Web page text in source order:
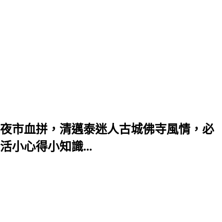
市血拼，清邁泰迷人古城佛寺風情，必
小心得小知識...